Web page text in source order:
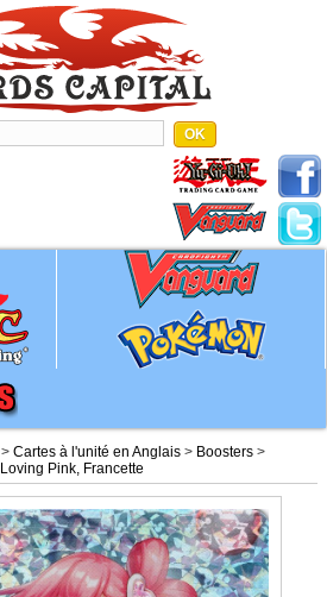
> Cartes à l'unité en Anglais > Boosters >
Loving Pink, Francette